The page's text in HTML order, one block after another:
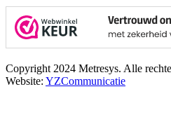
Copyright 2024 Metresys. Alle
Website: YZCommunicatie